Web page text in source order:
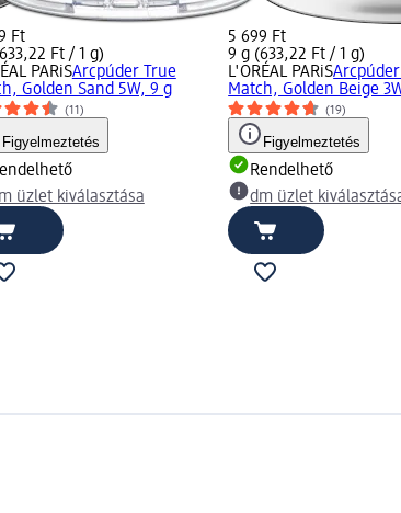
Ft
Ft / 1 g)
PARiSArcpúder True
Golden Sand 5W, 9 g
(11)
Figyelmeztetés
üzlet kiválasztása
5 699 Ft
9 g (633,22 Ft / 1 g)
L'ORÉAL PARiS
Match, Golden Beige
(19)
Figyelmeztetés
Rendelhető
dm üzlet